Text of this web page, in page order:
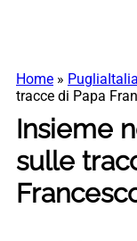
Home » PugliaItalia
tracce di Papa
Insieme
sulle